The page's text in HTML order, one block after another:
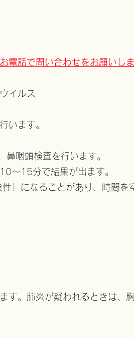
電話で問い合わせをお願いしま
イルス
います。
鼻咽頭検査を行います。
～15分で結果が出ます。
」になることがあり、時間を
す。肺炎が疑われるときは、